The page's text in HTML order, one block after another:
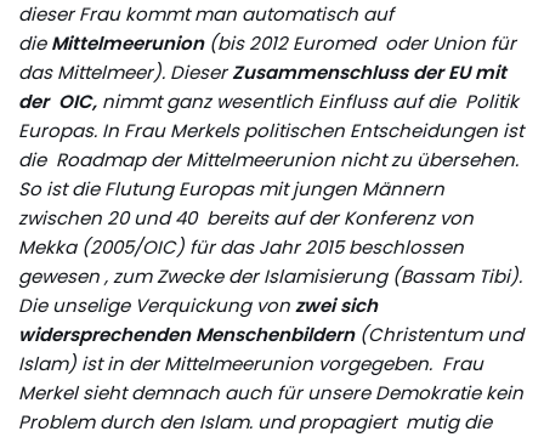
dieser Frau kommt man automatisch auf
dieMittelmeerunion (bis 2012 Euromed oder Union für
das Mittelmeer). DieserZusammenschluss der EU mit
der OIC, nimmt ganz wesentlich Einfluss auf die Politik
Europas. In Frau Merkels politischen Entscheidungen ist
die Roadmap der Mittelmeerunion nicht zu übersehen.
So ist die Flutung Europas mit jungen Männern
zwischen 20 und 40 bereits auf der Konferenz von
Mekka (2005/OIC) für das Jahr 2015 beschlossen
gewesen , zum Zwecke der Islamisierung (Bassam Tibi).
Die unselige Verquickung vonzwei sich
widersprechenden Menschenbildern(Christentum und
Islam) ist in der Mittelmeerunion vorgegeben. Frau
Merkel sieht demnach auch für unsere Demokratie kein
Problem durch den Islam. und propagiert mutig die